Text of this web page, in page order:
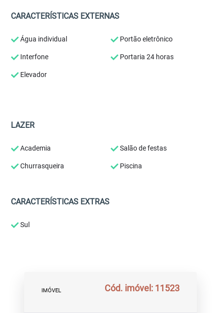
CARACTERÍSTICAS EXTERNAS
Água individual Portão eletrônico
Interfone Portaria 24 horas
Elevador
LAZER
Academia Salão de festas
Churrasqueira Piscina
CARACTERÍSTICAS EXTRAS
Sul
IMÓVEL Cód. imóvel: 11523